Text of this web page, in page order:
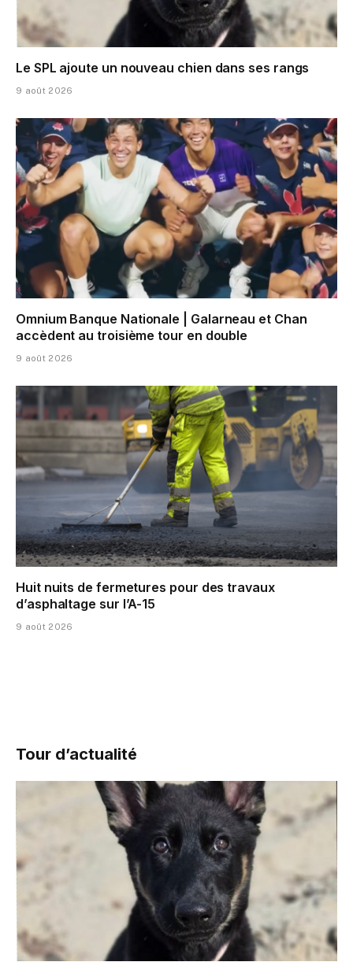
Le SPL ajoute un nouveau chien dans ses rangs
9 août 2026
Omnium Banque Nationale | Galarneau et Chan
accèdent au troisième tour en double
9 août 2026
Huit nuits de fermetures pour des travaux
d’asphaltage sur l’A-15
9 août 2026
Tour d’actualité